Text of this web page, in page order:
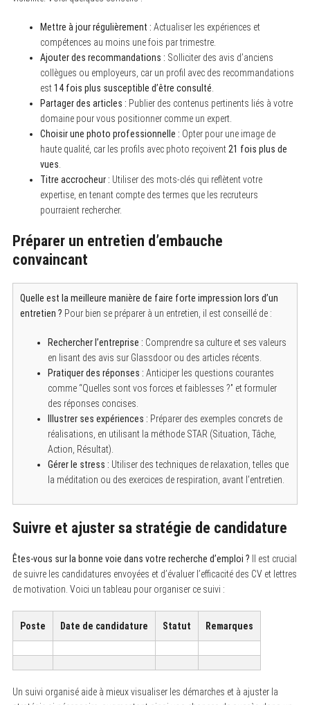
Mettre à jour régulièrement : Actualiser les expériences et
compétences au moins une fois par trimestre.
Ajouter des recommandations : Solliciter des avis d’anciens
collègues ou employeurs, car un profil avec des recommandations
est14 fois plus susceptible d’être consulté
Partager des articles : Publier des contenus pertinents liés à votre
domaine pour vous positionner comme un expert.
Choisir une photo professionnelle : Opter pour une image de
haute qualité, car les profils avec photo reçoivent 21 fois plus de
vues
Titre accrocheur : Utiliser des mots-clés qui reflètent votre
expertise, en tenant compte des termes que les recruteurs
pourraient rechercher.
Préparer un entretien d’embauche
convaincant
Quelle est la meilleure manière de faire forte impression lors d’un
entretien ? Pour bien se préparer à un entretien, il est conseillé de :
Rechercher l’entreprise : Comprendre sa culture et ses valeurs
en lisant des avis sur Glassdoor ou des articles récents.
Pratiquer des réponses : Anticiper les questions courantes
comme “Quelles sont vos forces et faiblesses ?” et formuler
des réponses concises.
Illustrer ses expériences : Préparer des exemples concrets de
réalisations, en utilisant la méthode STAR (Situation, Tâche,
Action, Résultat).
Gérer le stress : Utiliser des techniques de relaxation, telles que
la méditation ou des exercices de respiration, avant l’entretien.
Suivre et ajuster sa stratégie de candidature
Êtes-vous sur la bonne voie dans votre recherche d’emploi ? Il est crucial
de suivre les candidatures envoyées et d’évaluer l’efficacité des CV et lettres
de motivation. Voici un tableau pour organiser ce suivi :
Poste Date de candidature Statut Remarques
Un suivi organisé aide à mieux visualiser les démarches et à ajuster la